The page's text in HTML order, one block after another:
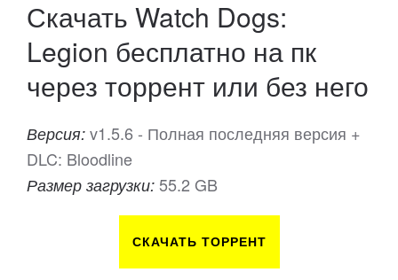
Скачать Watch Dogs:
Legion бесплатно на пк
через торрент или без него
Версия: v1.5.6 - Полная последняя версия +
DLC: Bloodline
Размер загрузки: 55.2 GB
СКАЧАТЬ ТОРРЕНТ